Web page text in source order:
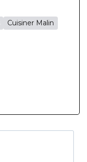
Cuisiner Malin